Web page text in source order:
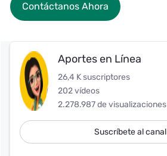
Contáctanos Ahora
Aportes en Línea
26,4 K suscriptores
202 vídeos
2.278.987 de visualizaciones
Suscríbete al canal